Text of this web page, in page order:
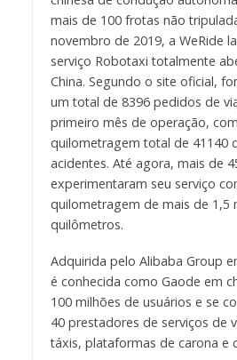
mais de 100 frotas não
novembro de 2019, a WeRide
serviço Robotaxi totalmente
China. Segundo o site oficial,
um total de 8396 pedidos de
primeiro mês de operação,
quilometragem total de 41140
acidentes. Até agora, mais de
experimentaram seu serviço
quilometragem de mais de 1,5
quilômetros.
Adquirida pelo Alibaba Group
é conhecida como Gaode em
100 milhões de usuários e se
40 prestadores de serviços de
táxis, plataformas de carona e